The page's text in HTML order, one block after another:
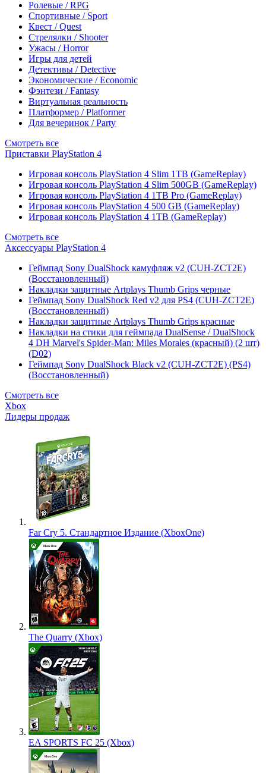
Ролевые / RPG
Спортивные / Sport
Квест / Quest
Стрелялки / Shooter
Ужасы / Horror
Игры для детей
Детективы / Detective
Экономические / Economic
Фэнтези / Fantasy
Виртуальная реальность
Платформер / Platformer
Для вечеринок / Party
Смотреть все
Приставки PlayStation 4
Игровая консоль PlayStation 4 Slim 1TB (GameReplay)
Игровая консоль PlayStation 4 Slim 500GB (GameReplay)
Игровая консоль PlayStation 4 1TB Pro (GameReplay)
Игровая консоль PlayStation 4 500 GB (GameReplay)
Игровая консоль PlayStation 4 1TB (GameReplay)
Смотреть все
Аксессуары PlayStation 4
Геймпад Sony DualShock камуфляж v2 (CUH-ZCT2E)
(Восстановленный)
Накладки защитные Artplays Thumb Grips черные
Геймпад Sony DualShock Red v2 для PS4 (CUH-ZCT2E)
(Восстановленный)
Накладки защитные Artplays Thumb Grips красные
Накладки на стики для геймпада DualSense / DualShock
4 DH Marvel's Spider-Man: Miles Morales (красный) (2 шт)
(D02)
Геймпад Sony DualShock Black v2 (CUH-ZCT2E) (PS4)
(Восстановленный)
Смотреть все
Xbox
Лидеры продаж
Far Cry 5. Стандартное Издание (XboxOne)
The Quarry (Xbox)
EA SPORTS FC 25 (Xbox)